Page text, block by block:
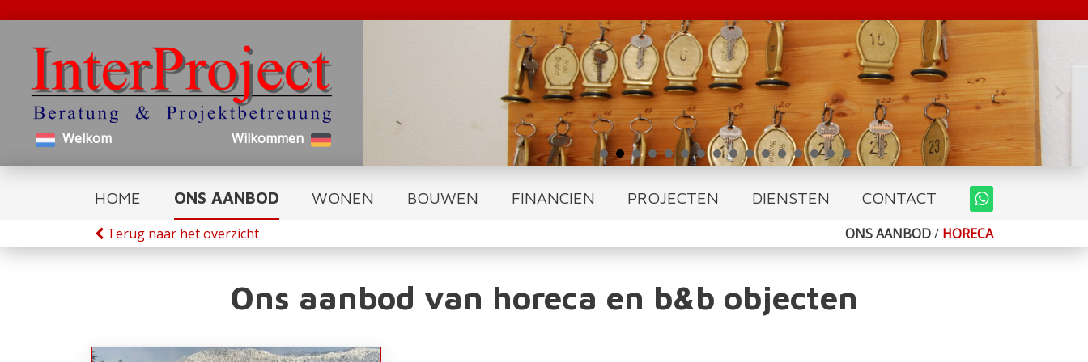
Welkom Wilkommen
HOME ONS AANBOD WONEN BOUWEN FINANCIEN PROJECTEN DIENSTEN CONTACT
Terug naar het overzicht ONS AANBOD/ HORECA
Ons aanbod van horeca en b&b objecten